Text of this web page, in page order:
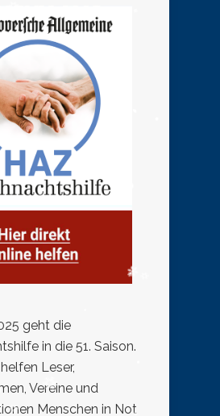
geht die
in die 51. Saison.
Leser,
Vereine und
Menschen in Not